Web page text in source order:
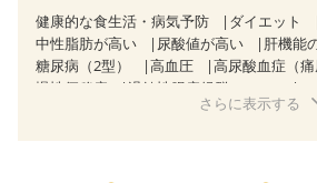
健康的な食生活・病気予防 ダイエット
中性脂肪が高い
尿酸値が高い
肝機能
糖尿病（2型）
高血圧 高尿酸血症（痛
慢性便秘症
過敏性腸症候群（IBS）
乳がん（抗がん剤治療中）
乳がん（ホ
さらに表示する